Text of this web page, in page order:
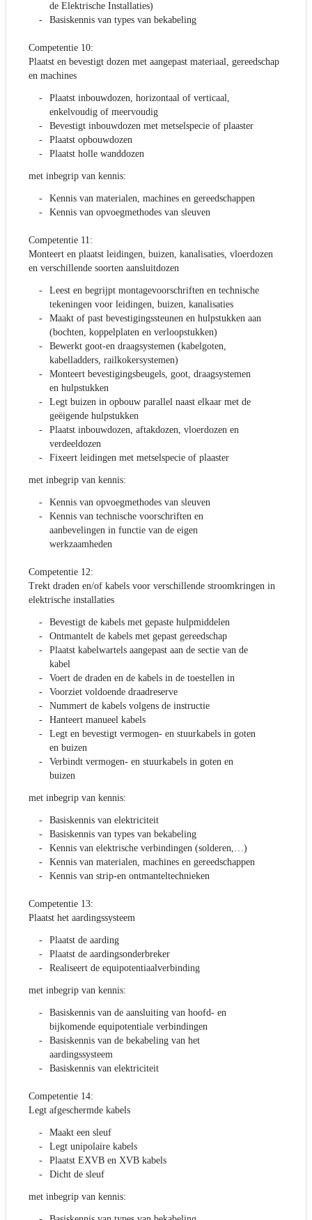
de Elektrische Installaties)
Basiskennis van types van bekabeling
Competentie 10:
Plaatst en bevestigt dozen met aangepast materiaal, gereedschap
en machines
Plaatst inbouwdozen, horizontaal of verticaal,
enkelvoudig of meervoudig
Bevestigt inbouwdozen met metselspecie of plaaster
Plaatst opbouwdozen
Plaatst holle wanddozen
met inbegrip van kennis:
Kennis van materialen, machines en gereedschappen
Kennis van opvoegmethodes van sleuven
Competentie 11:
Monteert en plaatst leidingen, buizen, kanalisaties, vloerdozen
en verschillende soorten aansluitdozen
Leest en begrijpt montagevoorschriften en technische
tekeningen voor leidingen, buizen, kanalisaties
Maakt of past bevestigingssteunen en hulpstukken aan
(bochten, koppelplaten en verloopstukken)
Bewerkt goot-en draagsystemen (kabelgoten,
kabelladders, railkokersystemen)
Monteert bevestigingsbeugels, goot, draagsystemen
en hulpstukken
Legt buizen in opbouw parallel naast elkaar met de
geëigende hulpstukken
Plaatst inbouwdozen, aftakdozen, vloerdozen en
verdeeldozen
Fixeert leidingen met metselspecie of plaaster
met inbegrip van kennis:
Kennis van opvoegmethodes van sleuven
Kennis van technische voorschriften en
aanbevelingen in functie van de eigen
werkzaamheden
Competentie 12:
Trekt draden en/of kabels voor verschillende stroomkringen in
elektrische installaties
Bevestigt de kabels met gepaste hulpmiddelen
Ontmantelt de kabels met gepast gereedschap
Plaatst kabelwartels aangepast aan de sectie van de
kabel
Voert de draden en de kabels in de toestellen in
Voorziet voldoende draadreserve
Nummert de kabels volgens de instructie
Hanteert manueel kabels
Legt en bevestigt vermogen- en stuurkabels in goten
en buizen
Verbindt vermogen- en stuurkabels in goten en
buizen
met inbegrip van kennis:
Basiskennis van elektriciteit
Basiskennis van types van bekabeling
Kennis van elektrische verbindingen (solderen,…)
Kennis van materialen, machines en gereedschappen
Kennis van strip-en ontmanteltechnieken
Competentie 13:
Plaatst het aardingssysteem
Plaatst de aarding
Plaatst de aardingsonderbreker
Realiseert de equipotentiaalverbinding
met inbegrip van kennis:
Basiskennis van de aansluiting van hoofd- en
bijkomende equipotentiale verbindingen
Basiskennis van de bekabeling van het
aardingssysteem
Basiskennis van elektriciteit
Competentie 14:
Legt afgeschermde kabels
Maakt een sleuf
Legt unipolaire kabels
Plaatst EXVB en XVB kabels
Dicht de sleuf
met inbegrip van kennis: